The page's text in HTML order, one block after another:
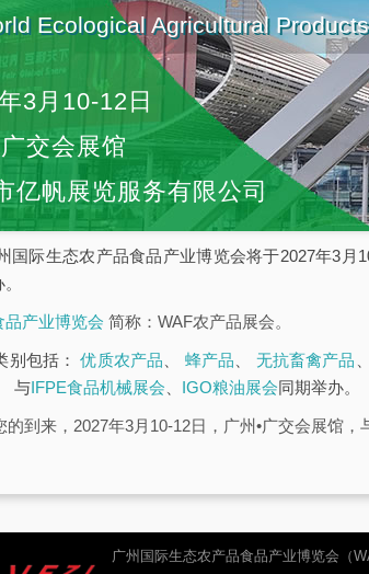
Ecological Agricultural
3月10-12日
交会展馆
亿帆展览服务有限公司
国际生态农产品食品产业博览会将于2027年3
品产业博览会 简称：WAF农产品展会。
别包括：优质农产品 蜂产品 无抗畜禽产品
、 与IFPE食品机械展会 IGO粮油展会同期举办。
到来，2027年3月10-12日，广州•广交会展馆，
广州国际生态农产品食品产业博览会（